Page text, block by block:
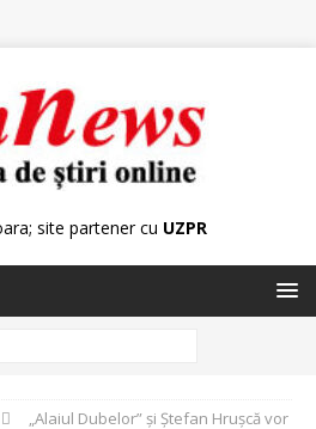
site partener cu UZPR
„Alaiul Dubelor” și Ștefan Hrușcă vor